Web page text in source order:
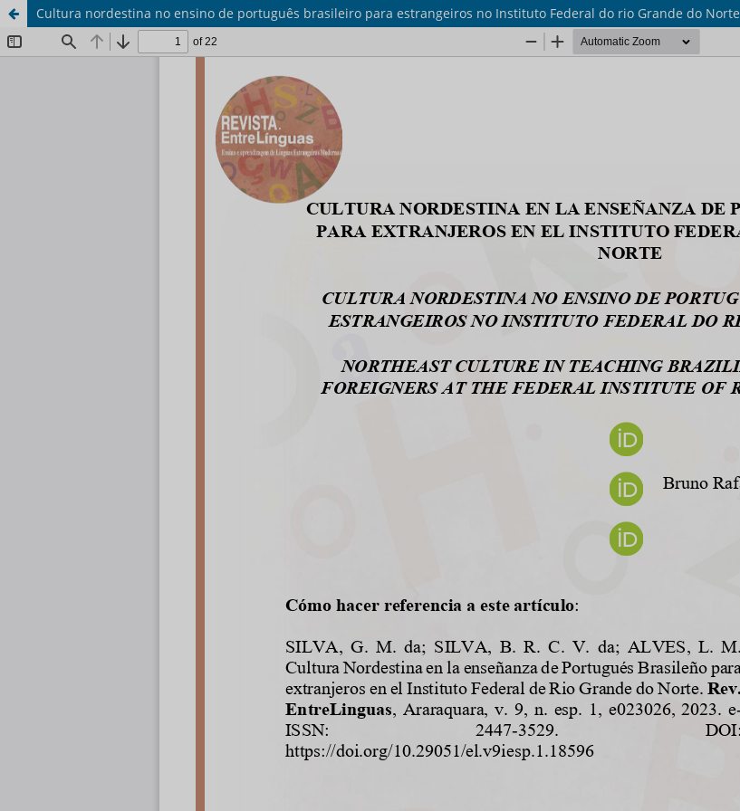
Cultura nordestina no ensino de português brasileiro para estrangeiros no Instituto Federal do rio Grande do Norte